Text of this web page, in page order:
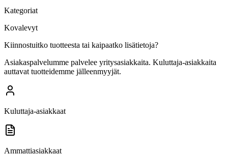
Kategoriat
Kovalevyt
Kiinnostuitko tuotteesta tai kaipaatko lisätietoja?
Asiakaspalvelumme palvelee yritysasiakkaita. Kuluttaja-asiakkaita
auttavat tuotteidemme jälleenmyyjät.
Kuluttaja-asiakkaat
Ammattiasiakkaat